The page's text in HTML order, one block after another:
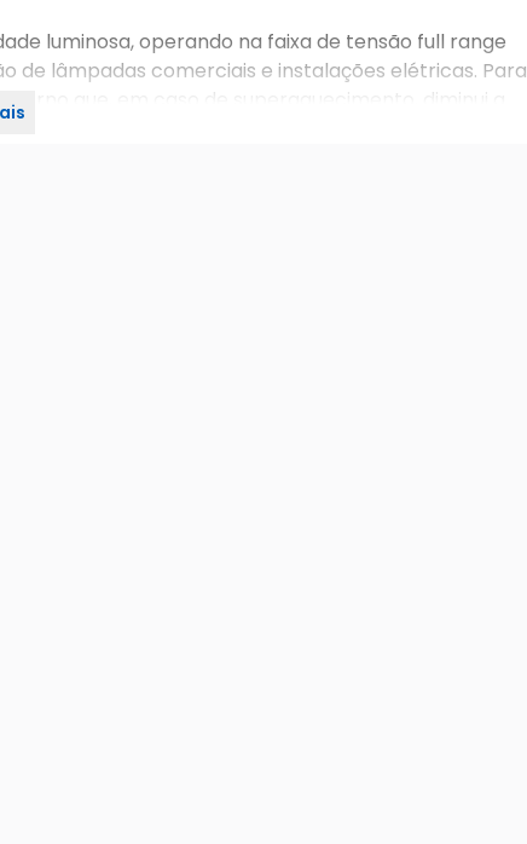
luminosa, operando na faixa de tensão full range
de lâmpadas comerciais e instalações elétricas. Para
que, em caso de superaquecimento, diminui a